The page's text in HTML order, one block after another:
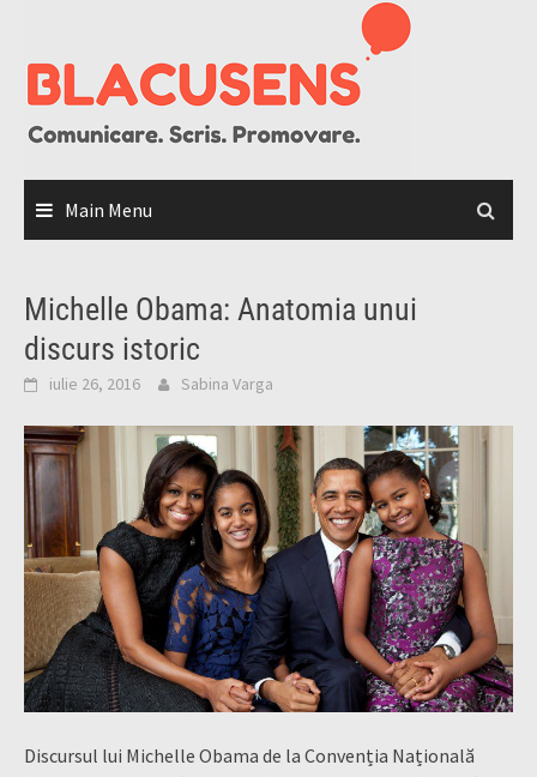
content
Main Menu
Michelle Obama: Anatomia unui
discurs istoric
iulie 26, 2016 Sabina Varga
Discursul lui Michelle Obama de la Convenția Națională